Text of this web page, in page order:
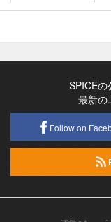
SPICEの
最新の
Follow on